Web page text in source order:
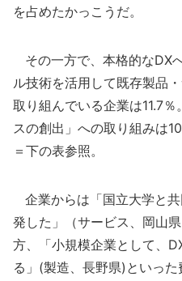
を占めたかっこうだ。
その一方で、本格的なDX
ル技術を活用して既存製品
取り組んでいる企業は11.7
スの創出」への取り組みは
＝下の表参照。
企業からは「国立大学と
発した」（サービス、岡山
方、「小規模企業として、
る」(製造、長野県)といっ